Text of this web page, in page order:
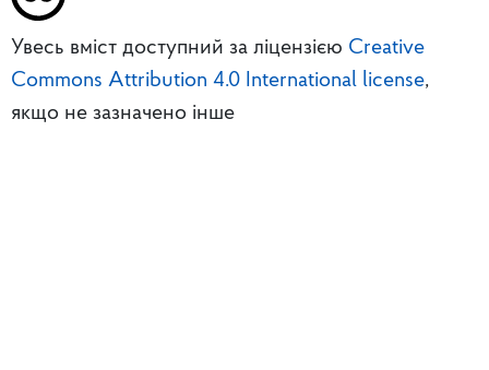
Увесь вміст доступний за ліцензією Creative
Commons Attribution 4.0 International license,
якщо не зазначено інше